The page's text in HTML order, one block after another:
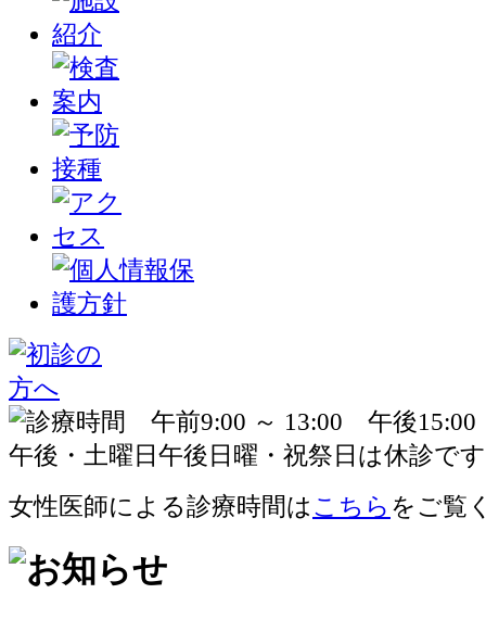
女性医師による診療時間は こちら をご覧